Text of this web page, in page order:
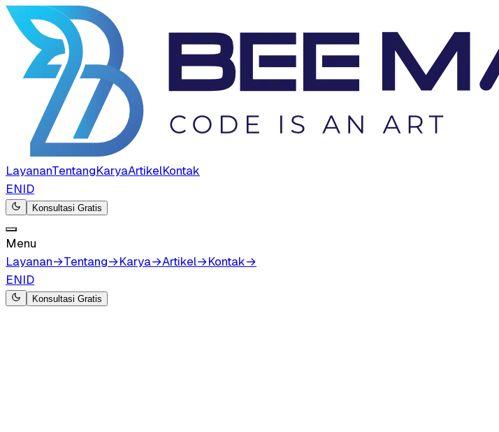
LayananTentangKaryaArtikelKontak
ENID
Konsultasi Gratis
Menu
Layanan→Tentang→Karya→Artikel→Kontak→
ENID
Konsultasi Gratis